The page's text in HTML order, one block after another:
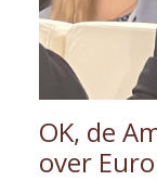
OK, de
over